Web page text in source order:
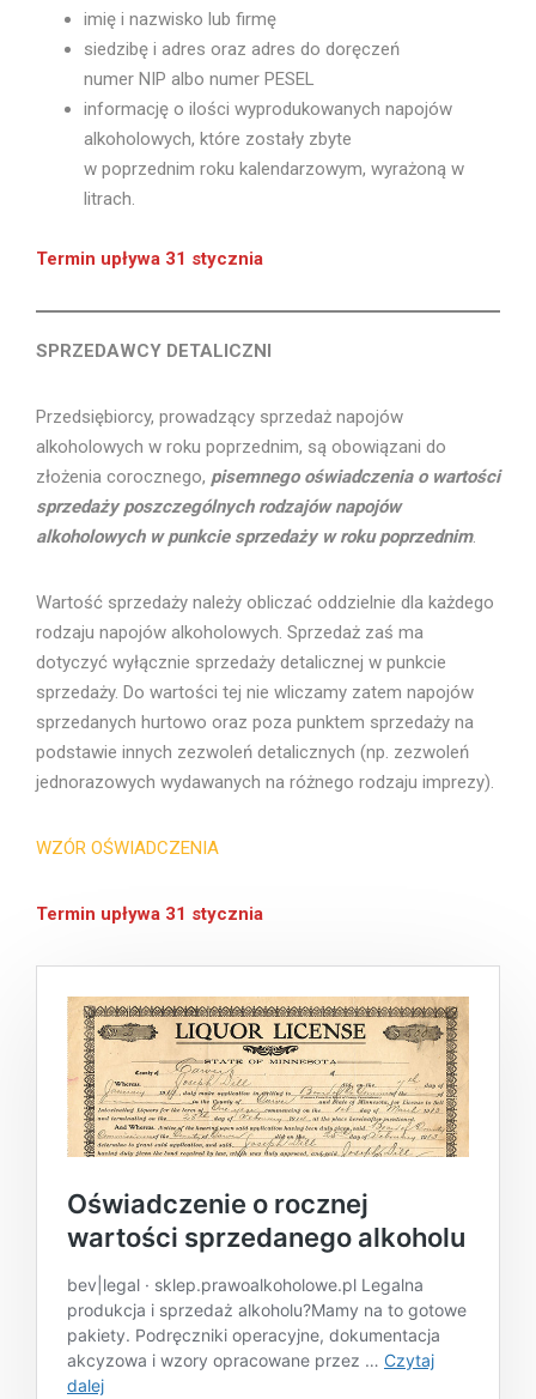
imię i nazwisko lub firmę
siedzibę i adres oraz adres do doręczeń
numer NIP albo numer PESEL
informację o ilości wyprodukowanych napojów
alkoholowych, które zostały zbyte
w poprzednim roku kalendarzowym, wyrażoną w
litrach.
Termin upływa 31 stycznia
SPRZEDAWCY DETALICZNI
Przedsiębiorcy, prowadzący sprzedaż napojów
alkoholowych w roku poprzednim, są obowiązani do
złożenia corocznego, pisemnego oświadczenia o wartości
sprzedaży poszczególnych rodzajów napojów
alkoholowych w punkcie sprzedaży w roku poprzednim.
Wartość sprzedaży należy obliczać oddzielnie dla każdego
rodzaju napojów alkoholowych. Sprzedaż zaś ma
dotyczyć wyłącznie sprzedaży detalicznej w punkcie
sprzedaży. Do wartości tej nie wliczamy zatem napojów
sprzedanych hurtowo oraz poza punktem sprzedaży na
podstawie innych zezwoleń detalicznych (np. zezwoleń
jednorazowych wydawanych na różnego rodzaju imprezy).
WZÓR OŚWIADCZENIA
Termin upływa 31 stycznia